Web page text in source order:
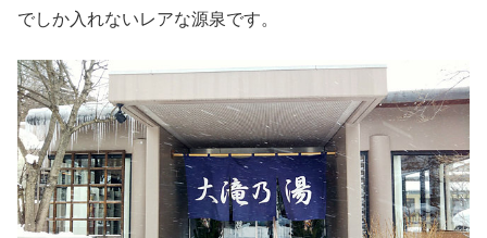
でしか入れないレアな源泉です。